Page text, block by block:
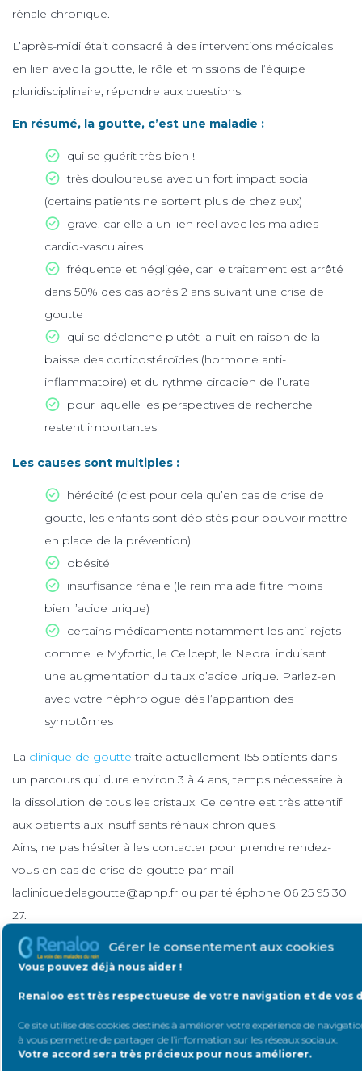
Gérer le consentement aux cookies
Vous pouvez déjà nous aider !
Renaloo est très respectueuse de votre navigation et de vos
Ce site utilise des cookies destinés à améliorer votre expérience de
à vous permettre de partager de l’information sur les réseaux sociaux.
Votre accord sera très précieux pour nous améliorer.
rénale chronique.
L’après-midi était consacré à des interventions médicales
en lien avec la goutte, le rôle et missions de l’équipe
pluridisciplinaire, répondre aux questions.
En résumé, la goutte, c’est une maladie :
qui se guérit très bien !
très douloureuse avec un fort impact social
(certains patients ne sortent plus de chez eux)
grave, car elle a un lien réel avec les maladies
cardio-vasculaires
fréquente et négligée, car le traitement est arrêté
dans 50% des cas après 2 ans suivant une crise de
goutte
qui se déclenche plutôt la nuit en raison de la
baisse des corticostéroïdes (hormone anti-
inflammatoire) et du rythme circadien de l’urate
pour laquelle les perspectives de recherche
restent importantes
Les causes sont multiples :
hérédité (c’est pour cela qu’en cas de crise de
goutte, les enfants sont dépistés pour pouvoir mettre
en place de la prévention)
obésité
insuffisance rénale (le rein malade filtre moins
bien l’acide urique)
certains médicaments notamment les anti-rejets
comme le Myfortic, le Cellcept, le Neoral induisent
une augmentation du taux d’acide urique. Parlez-en
avec votre néphrologue dès l’apparition des
symptômes
La clinique de goutte traite actuellement 155 patients dans
un parcours qui dure environ 3 à 4 ans, temps nécessaire à
la dissolution de tous les cristaux. Ce centre est très attentif
aux patients aux insuffisants rénaux chroniques.
Ains, ne pas hésiter à les contacter pour prendre rendez-
vous en cas de crise de goutte par mail
lacliniquedelagoutte@aphp.fr ou par téléphone 06 25 95 30
27.
Après la présentation des intervenants, l’animation sur les
stands, il ressort une grande bienveillance et une écoute
envers les gens très appréciable.
Un grand merci au Pr Richette et au Dr Frazier, ainsi qu’à
leurs équipes pour leur invitation, leur accueil, leur